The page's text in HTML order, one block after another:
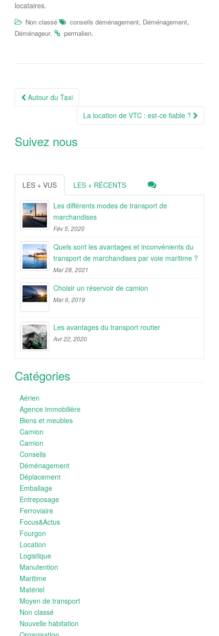
locataires.
Non classé conseils déménagement, Déménagement,
Déménageur. permalien.
Navigation
Autour du Taxi
La location de VTC : est-ce fiable ?
Suivez nous
LES + VUS LES + RÉCENTS
Les différents modes de transport de
marchandises
Fév 5, 2020
Quels sont les avantages et inconvénients du
transport de marchandises par voie maritime ?
Mar 28, 2021
Choisir un réservoir de camion
Mar 6, 2019
Les avantages du transport routier
Avr 22, 2020
Catégories
Aérien
Agence immobilière
Biens et meubles
Camion
Camion
Conseils
Déménagement
Déplacement
Emballage
Entreposage
Ferroviaire
Focus&Actus
Fourgon
Location
Logistique
Manutention
Maritime
Matériel
Moyen de transport
Non classé
Nouvelle habitation